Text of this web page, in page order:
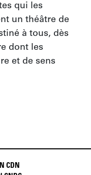
qui les
un théâtre de
à tous, dès
dont les
et de sens
CDN